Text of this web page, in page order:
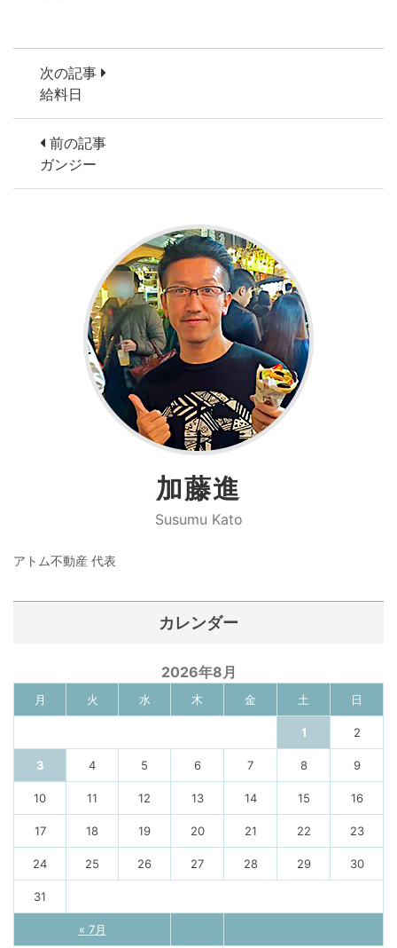
次の記事
給料日
前の記事
ガンジー
加藤進
Susumu Kato
アトム不動産 代表
カレンダー
2026年8月
月 火 水 木 金 土 日
« 7月
1 2
3 4 5 6 7 8 9
10 11 12 13 14 15 16
17 18 19 20 21 22 23
24 25 26 27 28 29 30
31